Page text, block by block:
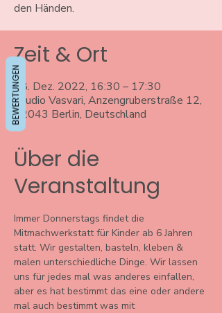
den Händen.
Zeit & Ort
08. Dez. 2022, 16:30 – 17:30
Studio Vasvari, Anzengruberstraße 12,
12043 Berlin, Deutschland
Über die
Veranstaltung
Immer Donnerstags findet die
Mitmachwerkstatt für Kinder ab 6 Jahren
statt. Wir gestalten, basteln, kleben &
malen unterschiedliche Dinge. Wir lassen
uns für jedes mal was anderes einfallen,
aber es hat bestimmt das eine oder andere
mal auch bestimmt was mit
BEWERTUNGEN